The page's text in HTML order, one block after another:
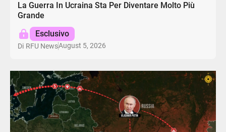
La Guerra In Ucraina Sta Per Diventare Molto Più
Grande
Esclusivo
Di RFU NewsAugust 5, 2026